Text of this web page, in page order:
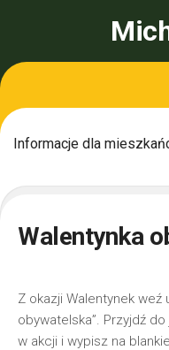
Informacje dla
Walentynka
Z okazji Walentynek weź
obywatelska”. Przyjdź
w akcji i wypisz na